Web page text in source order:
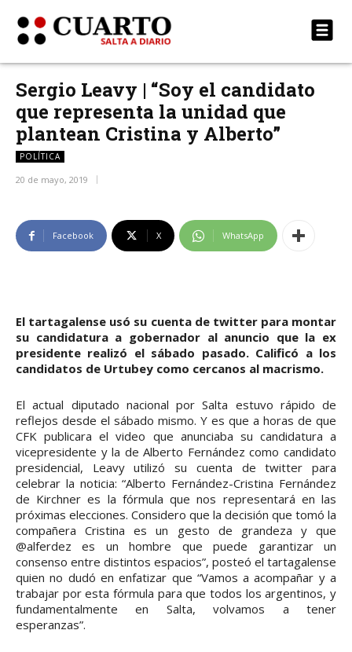
Sergio Leavy | “Soy el candidato
que representa la unidad que
plantean Cristina y Alberto”
POLÍTICA
20 de mayo, 2019
Facebook X WhatsApp
El tartagalense usó su cuenta de twitter para montar
su candidatura a gobernador al anuncio que la ex
presidente realizó el sábado pasado. Calificó a los
candidatos de Urtubey como cercanos al macrismo.
El actual diputado nacional por Salta estuvo rápido de
reflejos desde el sábado mismo. Y es que a horas de que
CFK publicara el video que anunciaba su candidatura a
vicepresidente y la de Alberto Fernández como candidato
presidencial, Leavy utilizó su cuenta de twitter para
celebrar la noticia: “Alberto Fernández-Cristina Fernández
de Kirchner es la fórmula que nos representará en las
próximas elecciones. Considero que la decisión que tomó la
compañera Cristina es un gesto de grandeza y que
@alferdez es un hombre que puede garantizar un
consenso entre distintos espacios”, posteó el tartagalense
quien no dudó en enfatizar que “Vamos a acompañar y a
trabajar por esta fórmula para que todos los argentinos, y
fundamentalmente en Salta, volvamos a tener
esperanzas”.